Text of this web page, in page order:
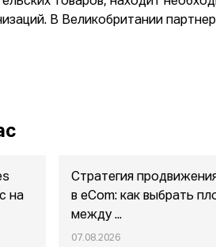
В Великобритании
на
Стратегия
в eСom: как выбрать
между ...
07.08.2026